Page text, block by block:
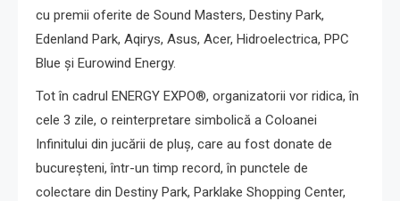
cu premii oferite de Sound Masters, Destiny Park,
Edenland Park, Aqirys, Asus, Acer, Hidroelectrica, PPC
Blue și Eurowind Energy.
Tot în cadrul ENERGY EXPO®, organizatorii vor ridica, în
cele 3 zile, o reinterpretare simbolică a Coloanei
Infinitului din jucării de pluș, care au fost donate de
bucureșteni, într-un timp record, în punctele de
colectare din Destiny Park, Parklake Shopping Center,